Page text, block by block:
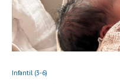
Infantil (3-6)